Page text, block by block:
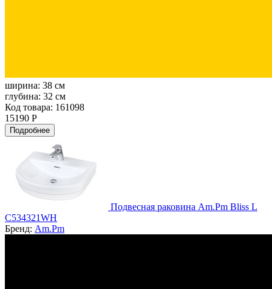
ширина: 38 см
глубина: 32 см
Код товара: 161098
15190 Р
Подробнее
Подвесная раковина Am.Pm Bliss L
C534321WH
Бренд: Am.Pm